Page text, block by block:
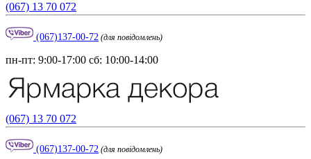
(067) 13 70 072
(067)137-00-72 (для повідомлень)
пн-пт: 9:00-17:00 сб: 10:00-14:00
(067) 13 70 072
(067)137-00-72 (для повідомлень)